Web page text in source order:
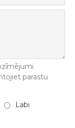
parastu
Labi